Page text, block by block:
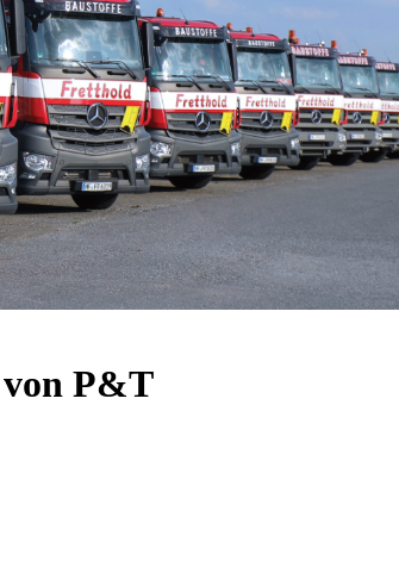
P&T